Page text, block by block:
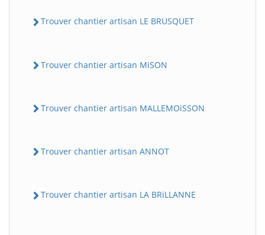
Trouver chantier artisan LE BRUSQUET
Trouver chantier artisan MiSON
Trouver chantier artisan MALLEMOiSSON
Trouver chantier artisan ANNOT
Trouver chantier artisan LA BRiLLANNE